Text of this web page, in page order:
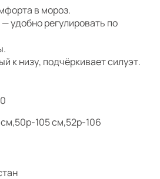
в мороз.
удобно регулировать по
к низу, подчёркивает силуэт.
105 см,52р-106